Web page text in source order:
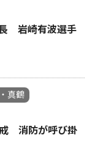
岩崎有波選手
真鶴
消防が呼び掛